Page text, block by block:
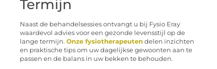
Termijn
Naast de behandelsessies ontvangt u bij Fysio Eray
waardevol advies voor een gezonde levensstijl op de
lange termijn. Onze fysiotherapeuten delen inzichten
en praktische tips om uw dagelijkse gewoonten aan te
passen en de balans in uw bekken te behouden.